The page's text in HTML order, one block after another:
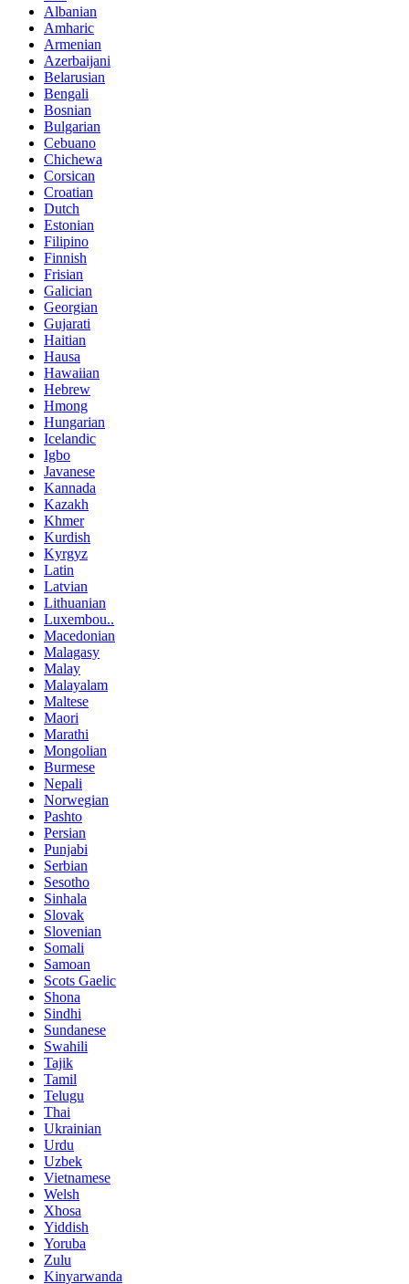
Albanian
Amharic
Armenian
Azerbaijani
Belarusian
Bengali
Bosnian
Bulgarian
Cebuano
Chichewa
Corsican
Croatian
Dutch
Estonian
Filipino
Finnish
Frisian
Galician
Georgian
Gujarati
Haitian
Hausa
Hawaiian
Hebrew
Hmong
Hungarian
Icelandic
Igbo
Javanese
Kannada
Kazakh
Khmer
Kurdish
Kyrgyz
Latin
Latvian
Lithuanian
Luxembou..
Macedonian
Malagasy
Malay
Malayalam
Maltese
Maori
Marathi
Mongolian
Burmese
Nepali
Norwegian
Pashto
Persian
Punjabi
Serbian
Sesotho
Sinhala
Slovak
Slovenian
Somali
Samoan
Scots Gaelic
Shona
Sindhi
Sundanese
Swahili
Tajik
Tamil
Telugu
Thai
Ukrainian
Urdu
Uzbek
Vietnamese
Welsh
Xhosa
Yiddish
Yoruba
Zulu
Kinyarwanda